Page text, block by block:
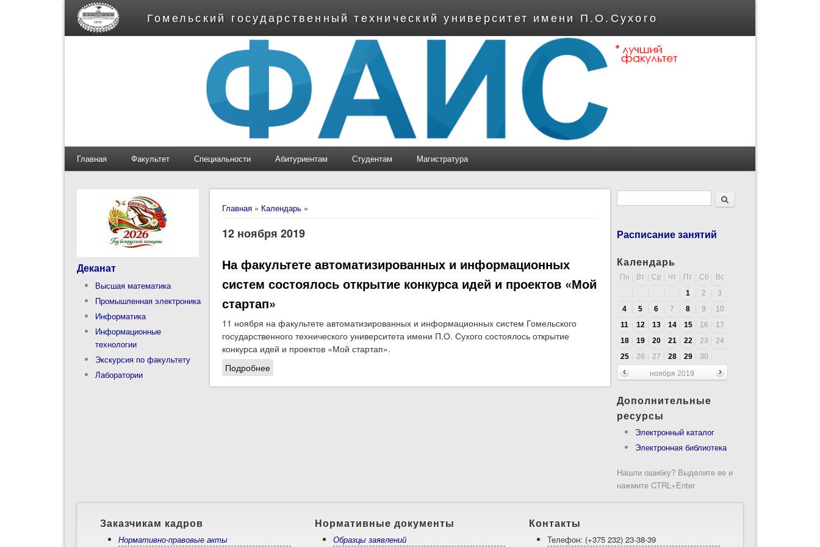
Гомельский государственный технический университет имени П.О.Сухого
Главная Факультет Специальности Абитуриентам Студентам Магистратура
Вы здесь
Главная » Календарь »
12 ноября 2019
На факультете автоматизированных и информационных
систем состоялось открытие конкурса идей и проектов «Мой
стартап»
11 ноября на факультете автоматизированных и информационных систем Гомельского
государственного технического университета имени П.О. Сухого состоялось открытие
конкурса идей и проектов «Мой стартап».
Подробнее о На факультете автоматизированных и информационных систем состоялось открытие конкурса идей и проектов «Мой
Деканат
Высшая математика
Промышленная электроника
Информатика
Информационные
технологии
Экскурсия по факультету
Лаборатории
Форма поискаПоиск
Расписание занятий
Календарь
Пн Вт Ср Чт Пт Сб
Вс
1
2
3
4
5 6 7 8 9
10
11
12 13 14 15 16
17
18
19 20 21 22 23
24
25
26 27 28 29
30
ноября 2019
Дополнительные
ресурсы
Электронный каталог
Электронная библиотека
Нашли ошибку? Выделите ее и
нажмите CTRL+Enter
Заказчикам кадров
Нормативно-правовые акты
Нормативные документы
Образцы заявлений
Контакты
Телефон: (+375 232) 23-38-39